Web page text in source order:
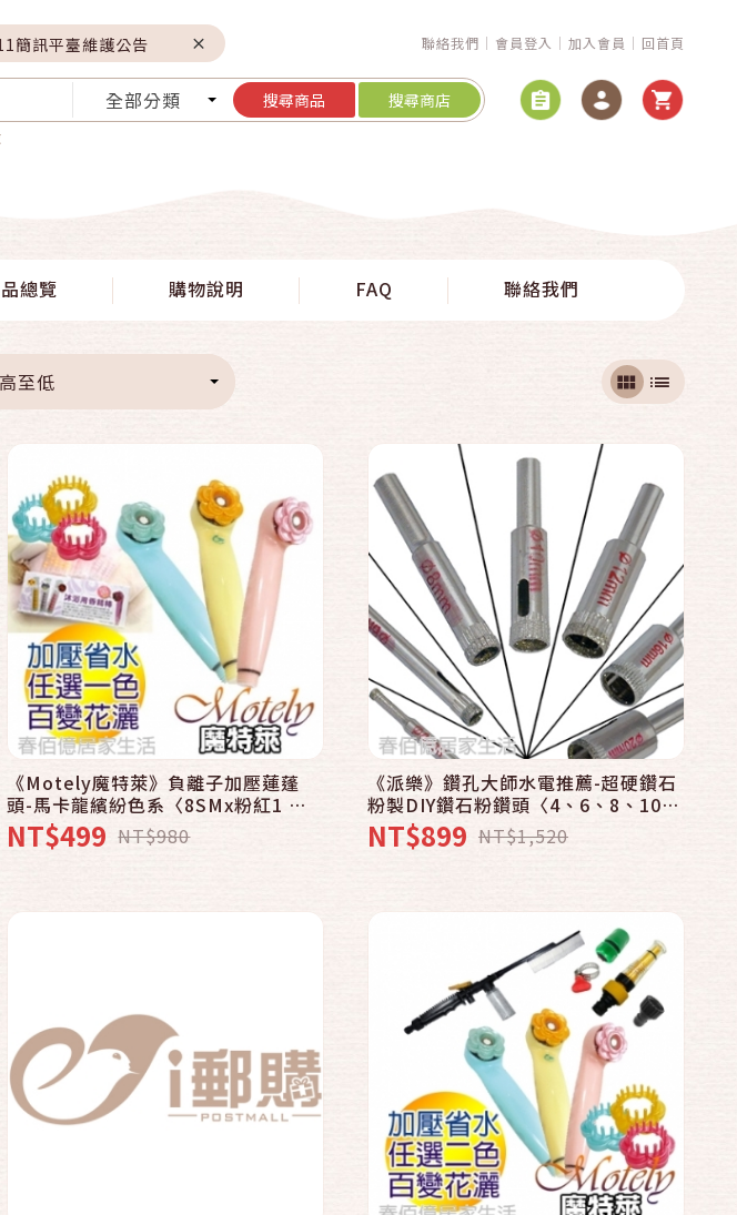
簡訊平臺維護公告 聯絡我們 會員登入 加入會員 回首頁
全部分類 搜尋商品 搜尋商店
總覽 購物說明 FAQ 聯絡我們
至低
《Motely魔特萊》負離子加壓蓮蓬
頭-馬卡龍繽紛色系〈8SMx粉紅1 香
精x3 頭皮梳x1〉舒壓按摩
NT$499 NT$980
《派樂》鑽孔大師水電推薦-超硬鑽石
粉製DIY鑽石粉鑽頭〈4、6、8、10、
12、16、20mm家庭7支組〉 圓孔玻
璃磁磚石英磚大理石
NT$899 NT$1,520
快速結帳
加入購物車
快速結帳
加入購物車
快速結帳